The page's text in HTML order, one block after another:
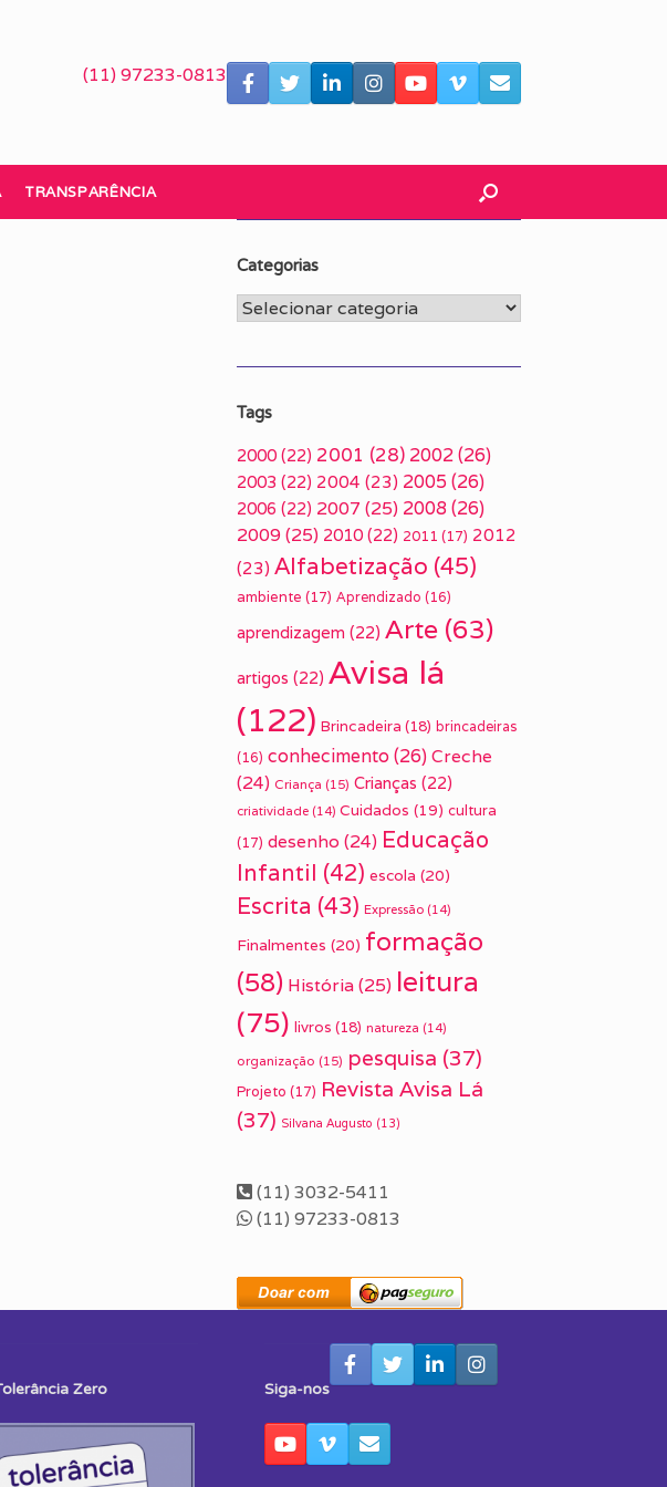
(11) 97233-0813
TRANSPARÊNCIA
Categorias
Categorias
Tags
2000 (22) 2001 (28) 2002(26)
2003 (22) 2004 (23) 2005 (26)
2006 (22) 2007 (25) 2008(26)
2009(25) 2010 (22) 2011 (17) 2012
(23) Alfabetização (45)
ambiente (17) Aprendizado (16)
aprendizagem (22) Arte (63)
artigos (22) Avisa lá
(122) Brincadeira (18) brincadeiras
(16) conhecimento(26) Creche
(24) Criança (15) Crianças (22)
criatividade (14) Cuidados (19) cultura
(17) desenho (24) Educação
Infantil (42) escola (20)
Escrita (43) Expressão (14)
Finalmentes (20) formação
(58) História(25) leitura
(75) livros (18) natureza (14)
organização (15) pesquisa (37)
Projeto (17) Revista Avisa Lá
(37) Silvana Augusto (13)
(11) 3032-5411
(11) 97233-0813
Zero Siga-nos